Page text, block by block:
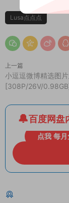
Lusa点点点
上一篇
小逗逗微博精选图
[308P/26V/
百度网盘
点我 每